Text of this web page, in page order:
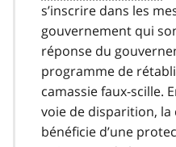
s’inscrire dans les
gouvernement qui
réponse du
programme de
camassie faux-scille.
voie de disparition, la
bénéficie d’une